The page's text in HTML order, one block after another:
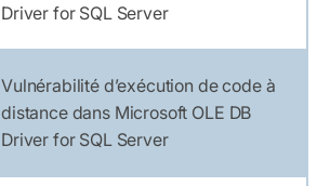
Driver for SQL Server
Vulnérabilité d’exécution de code à
distance dans Microsoft OLE DB
Driver for SQL Server